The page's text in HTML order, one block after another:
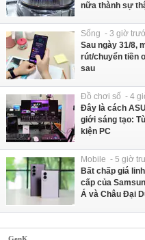
nữa thành sự
Sống - 3 giờ
Sau ngày 31/8,
rút/chuyển tiền
sau
Đồ chơi số - 4
Đây là cách
giới sáng tạo:
kiện PC
Mobile - 5 giờ
Bất chấp giá
cấp của
Á và Châu Đại